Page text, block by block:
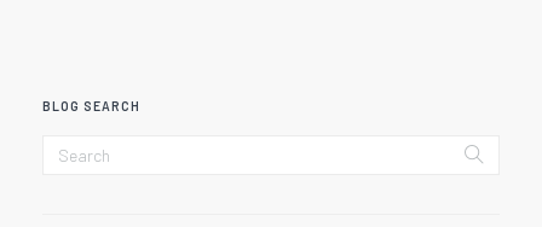
BLOG SEARCH